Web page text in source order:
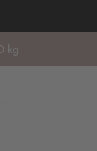
kg